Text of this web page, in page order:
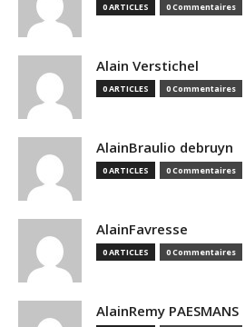
0 ARTICLES 0 Commentaires
Alain Verstichel
0 ARTICLES 0 Commentaires
AlainBraulio debruyn
0 ARTICLES 0 Commentaires
AlainFavresse
0 ARTICLES 0 Commentaires
AlainRemy PAESMANS